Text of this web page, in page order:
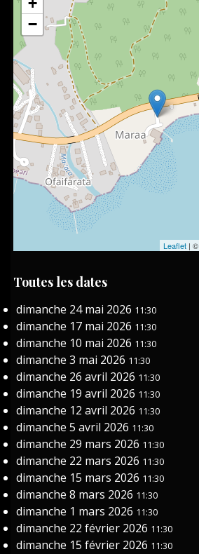
−
Leaflet| ©
Toutes les dates
dimanche 24 mai 2026 11:30
dimanche 17 mai 2026 11:30
dimanche 10 mai 2026 11:30
dimanche 3 mai 2026 11:30
dimanche 26 avril 2026 11:30
dimanche 19 avril 2026 11:30
dimanche 12 avril 2026 11:30
dimanche 5 avril 2026 11:30
dimanche 29 mars 2026 11:30
dimanche 22 mars 2026 11:30
dimanche 15 mars 2026 11:30
dimanche 8 mars 2026 11:30
dimanche 1 mars 2026 11:30
dimanche 22 février 2026 11:30
dimanche 15 février 2026 11:30